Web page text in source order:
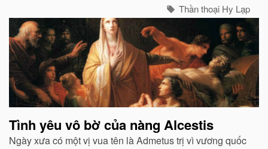
Thần thoại Hy Lạp
Tình yêu vô bờ của nàng Alcestis
Ngày xưa có một vị vua tên là Admetus trị vì vương quốc